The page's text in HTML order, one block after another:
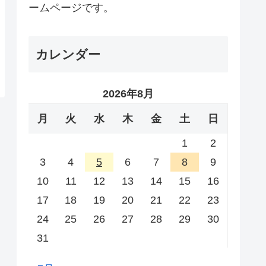
ームページです。
カレンダー
2026年8月
月 火 水 木 金 土 日
1
2
3
4 5 6 7 8
9
10
11 12 13 14 15
16
17
18 19 20 21 22
23
24
25 26 27 28 29
30
31